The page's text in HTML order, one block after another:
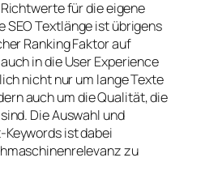
für die eigene
Textlänge ist übrigens
Ranking Faktor auf
in die User Experience
nicht nur um lange Texte
auch um die Qualität, die
Die Auswahl und
ist dabei
zu